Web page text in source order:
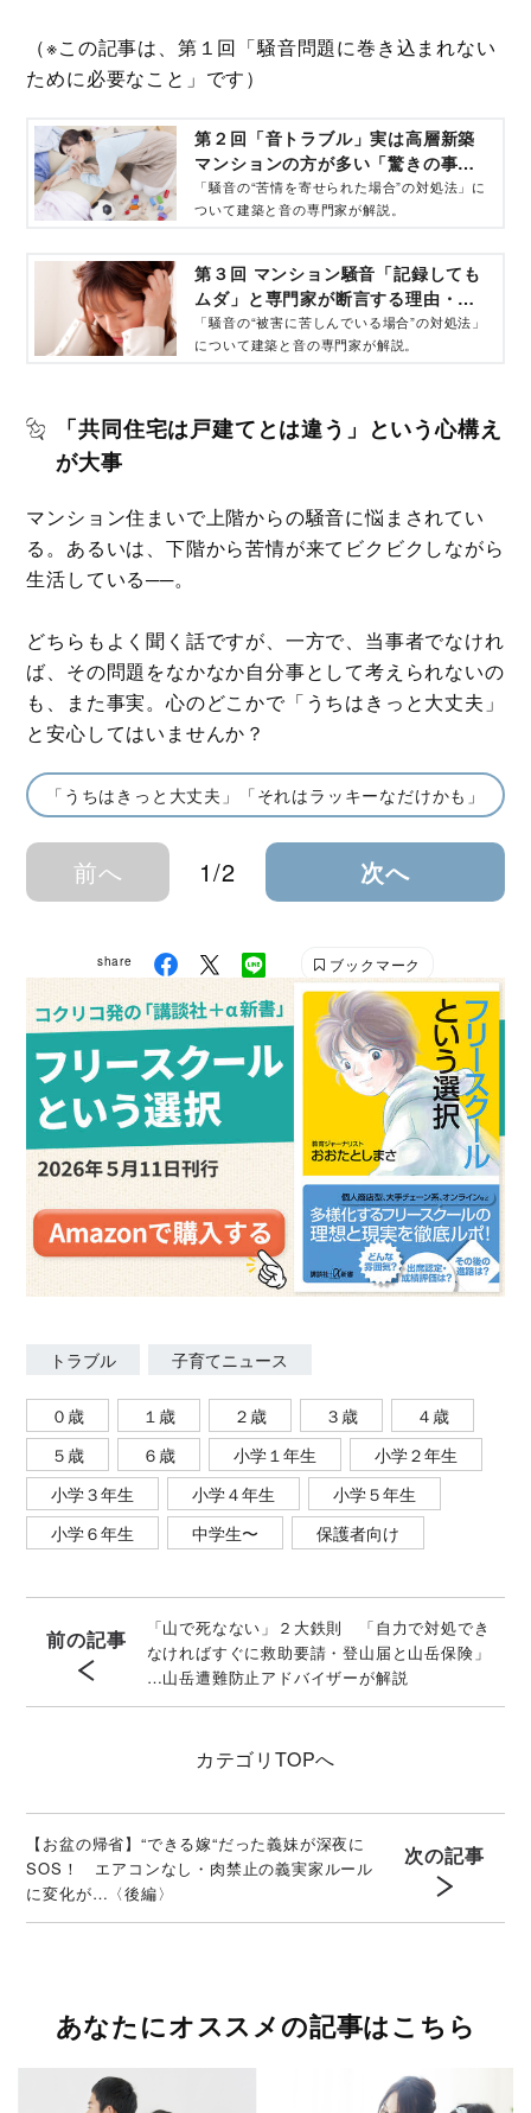
（※この記事は、第１回「騒音問題に巻き込まれない
ために必要なこと」です）
第２回「音トラブル」実は高層新築
マンションの方が多い「驚きの事
実」…共同住宅の騒音問題・専門家
に「苦情対策」を聞いた
「騒音の“苦情を寄せられた場合”の対処法」に
ついて建築と音の専門家が解説。
第３回 マンション騒音「記録しても
ムダ」と専門家が断言する理由・対
策を解説
「騒音の“被害に苦しんでいる場合”の対処法」
について建築と音の専門家が解説。
「共同住宅は戸建てとは違う」という心構え
が大事
マンション住まいで上階からの騒音に悩まされてい
る。あるいは、下階から苦情が来てビクビクしながら
生活している──。
どちらもよく聞く話ですが、一方で、当事者でなけれ
ば、その問題をなかなか自分事として考えられないの
も、また事実。心のどこかで「うちはきっと大丈夫」
と安心してはいませんか？
「うちはきっと大丈夫」「それはラッキーなだけかも」
前へ 1/2 次へ
share ブックマーク
トラブル 子育てニュース
０歳 １歳 ２歳 ３歳
４歳
５歳
６歳 小学１年生
小学２年生
小学３年生
小学４年生
小学５年生
小学６年生
中学生〜 保護者向け
前の記事
「山で死なない」２大鉄則 「自力で対処でき
なければすぐに救助要請・登山届と山岳保険」
…山岳遭難防止アドバイザーが解説
カテゴリ TOPへ
【お盆の帰省】“できる嫁“だった義妹が深夜に
SOS！ エアコンなし・肉禁止の義実家ルール
に変化が…〈後編〉
次の記事
あなたにオススメの記事はこちら